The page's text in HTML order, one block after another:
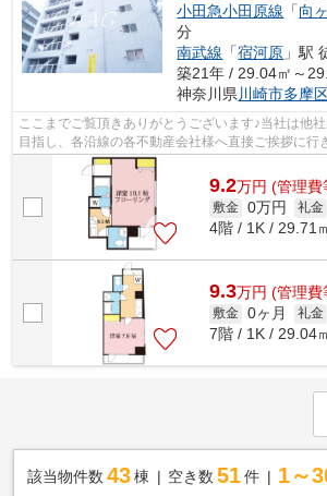
小田急小田原線 「向
分
南武線 「宿河原 」駅
築21年 / 29.04㎡～
神奈川県 川崎市多摩
ここまでご覧頂きありがとうございます♪当社は他
目指し、各沿線の各不動産会社様へ直接ご挨拶に行
様へ提供しております！最新の情報は...
9.2万円 (管理費
敷金 0万円 礼金
4階 / 1K / 29.71
9.3万円 (管理費
敷金 0ヶ月 礼金
7階 / 1K / 29.04
該当物件数 43棟 空き数 51 件 1～